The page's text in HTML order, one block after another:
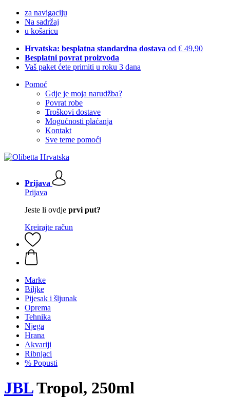
za navigaciju
Na sadržaj
u košaricu
Hrvatska: besplatna standardna dostava od € 49,90
Besplatni povrat proizvoda
Vaš paket ćete primiti u roku 3 dana
Pomoć
Gdje je moja narudžba?
Povrat robe
Troškovi dostave
Mogućnosti plaćanja
Kontakt
Sve teme pomoći
Prijava
Prijava
Jeste li ovdje prvi put?
Kreirajte račun
Marke
Biljke
Pijesak i šljunak
Oprema
Tehnika
Njega
Hrana
Akvariji
Ribnjaci
% Popusti
JBLTropol, 250ml